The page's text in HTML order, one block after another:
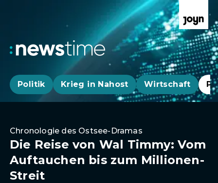
Politik Krieg in Nahost Wirtschaft
Chronologie des Ostsee-Dramas
Die Reise von Wal Timmy: Vom
Auftauchen bis zum Millionen-
Streit